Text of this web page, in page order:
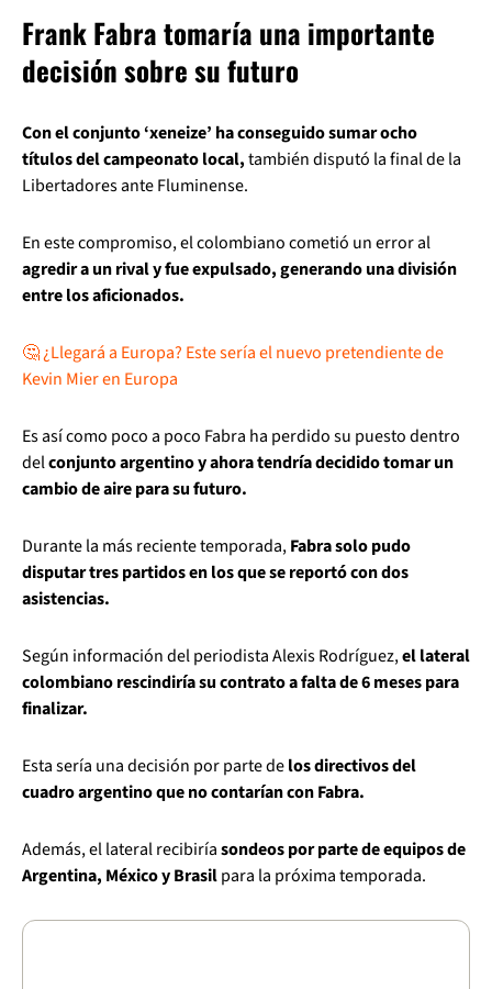
Frank Fabra tomaría una importante
decisión sobre su futuro
Con el conjunto ‘xeneize’ ha conseguido sumar ocho
títulos del campeonato local,también disputó la final de la
Libertadores ante Fluminense.
En este compromiso, el colombiano cometió un error al
agredir a un rival y fue expulsado, generando una división
entre los aficionados.
🤔 ¿Llegará a Europa? Este sería el nuevo pretendiente de
Kevin Mier en Europa
Es así como poco a poco Fabra ha perdido su puesto dentro
delconjunto argentino y ahora tendría decidido tomar un
cambio de aire para su futuro.
Durante la más reciente temporada,Fabra solo pudo
disputar tres partidos en los que se reportó con dos
asistencias.
Según información del periodista Alexis Rodríguez,el lateral
colombiano rescindiría su contrato a falta de 6 meses para
finalizar.
Esta sería una decisión por parte delos directivos del
cuadro argentino que no contarían con Fabra.
Además, el lateral recibiríasondeos por parte de equipos de
Argentina, México y Brasilpara la próxima temporada.